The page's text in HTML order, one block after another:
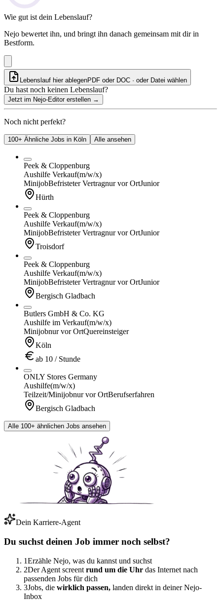
Wie gut ist dein Lebenslauf?
Nejo bewertet ihn, und bringt ihn danach gemeinsam mit dir in
Bestform.
Lebenslauf hier ablegenPDF oder DOC · oder Datei wählen
Du hast noch keinen Lebenslauf?
Jetzt im Nejo-Editor erstellen →
Noch nicht perfekt?
100+ Ähnliche Jobs in Köln Alle ansehen
Peek & Cloppenburg
Aushilfe Verkauf(m/w/x)
MinijobBefristeter Vertragnur vor OrtJunior
Hürth
Peek & Cloppenburg
Aushilfe Verkauf(m/w/x)
MinijobBefristeter Vertragnur vor OrtJunior
Troisdorf
Peek & Cloppenburg
Aushilfe Verkauf(m/w/x)
MinijobBefristeter Vertragnur vor OrtJunior
Bergisch Gladbach
Butlers GmbH & Co. KG
Aushilfe im Verkauf(m/w/x)
Minijobnur vor OrtQuereinsteiger
Köln
ab 10 / Stunde
ONLY Stores Germany
Aushilfe(m/w/x)
Teilzeit/Minijobnur vor OrtBerufserfahren
Bergisch Gladbach
Alle 100+ ähnlichen Jobs ansehen
Dein Karriere-Agent
Du suchst deinen Job immer noch selbst?
1Erzähle Nejo, was du kannst und suchst
2Der Agent screent rund um die Uhr das Internet nach
passenden Jobs für dich
3Jobs, die wirklich passen, landen direkt in deiner Nejo-
Inbox